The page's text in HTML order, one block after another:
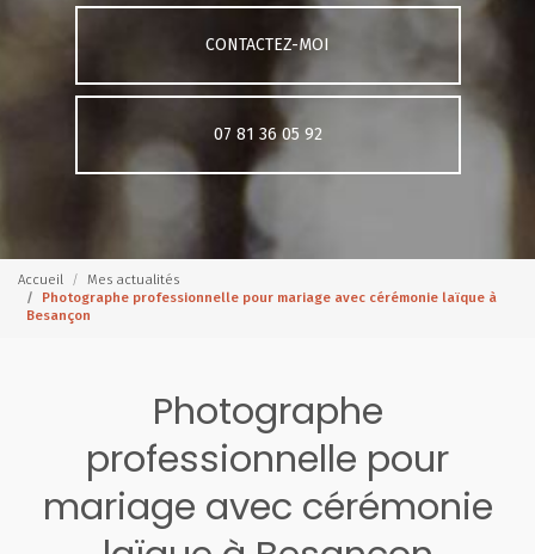
CONTACTEZ-MOI
07 81 36 05 92
Accueil
Mes actualités
Photographe professionnelle pour mariage avec cérémonie laïque à
Besançon
Photographe
professionnelle pour
mariage avec cérémonie